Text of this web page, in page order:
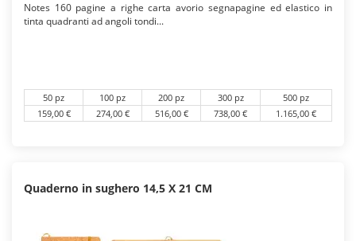
Notes 160 pagine a righe carta avorio segnapagine ed elastico in
tinta quadranti ad angoli tondi...
50 pz 100 pz 200 pz 300 pz
500 pz
159,00 €
274,00 € 516,00 € 738,00 € 1.165,00 €
Quaderno in sughero 14,5 X 21 CM